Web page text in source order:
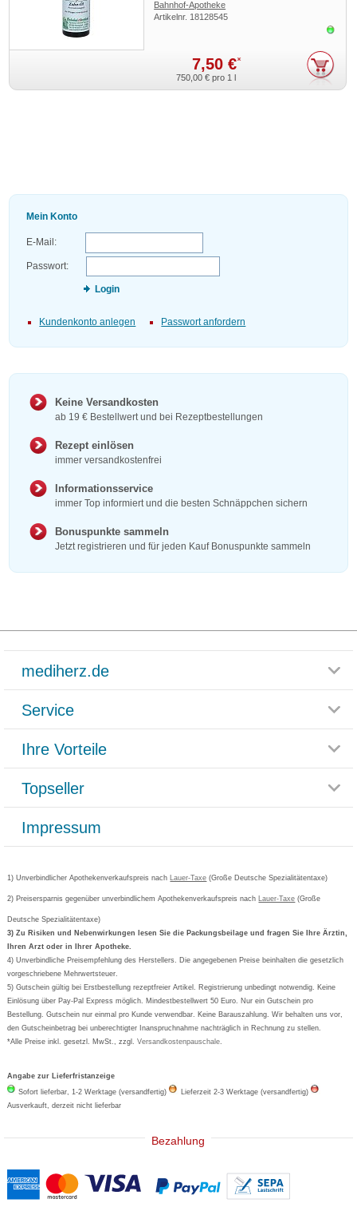
Bahnhof-Apotheke
Artikelnr. 18128545
7,50 €*
750,00 € pro 1 l
Mein Konto
E-Mail:
Passwort:
Login
Kundenkonto anlegen Passwort anfordern
Keine Versandkosten
ab 19 € Bestellwert und bei Rezeptbestellungen
Rezept einlösen
immer versandkostenfrei
Informationsservice
immer Top informiert und die besten Schnäppchen sichern
Bonuspunkte sammeln
Jetzt registrieren und für jeden Kauf Bonuspunkte sammeln
mediherz.de
Glossar
Häufig gestellte Fragen
Datenschutz
AGB
Cookie-Einstellungen
Vertrag widerrufen
Service
Rücksendemöglichkeit
Paketlieferstatus
Versandkosten
Bestellschein ausfüllen
Newsletteranmeldung
Ihre Vorteile
Rezeptlieferung
Bonusprogramm
Gutschein und Rabatte
Kundenbewertung
Topseller
Grippostad
Bepanthen
Formoline
Wick
Eucerin
Basica
Impressum
1) Unverbindlicher Apothekenverkaufspreis nach Lauer-Taxe (Große Deutsche Spezialitätentaxe)
2) Preisersparnis gegenüber unverbindlichem Apothekenverkaufspreis nach Lauer-Taxe (Große
Deutsche Spezialitätentaxe)
3) Zu Risiken und Nebenwirkungen lesen Sie die Packungsbeilage und fragen Sie Ihre Ärztin,
Ihren Arzt oder in Ihrer Apotheke.
4) Unverbindliche Preisempfehlung des Herstellers. Die angegebenen Preise beinhalten die gesetzlich
vorgeschriebene Mehrwertsteuer.
5) Gutschein gültig bei Erstbestellung rezeptfreier Artikel. Registrierung unbedingt notwendig. Keine
Einlösung über Pay-Pal Express möglich. Mindestbestellwert 50 Euro. Nur ein Gutschein pro
Bestellung. Gutschein nur einmal pro Kunde verwendbar. Keine Barauszahlung. Wir behalten uns vor,
den Gutscheinbetrag bei unberechtigter Inanspruchnahme nachträglich in Rechnung zu stellen.
*Alle Preise inkl. gesetzl. MwSt., zzgl.Versandkostenpauschale.
Angabe zur Lieferfristanzeige
Sofort lieferbar, 1-2 Werktage (versandfertig)
Lieferzeit 2-3 Werktage (versandfertig)
Ausverkauft, derzeit nicht lieferbar
Bezahlung